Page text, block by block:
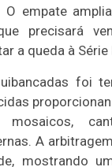
O empate
precisará
a queda à Série
foi
A
mostrando